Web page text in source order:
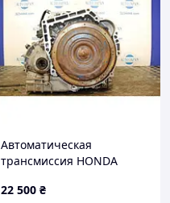
Автоматическая
трансмиссия HONDA
20021-R90-A90
22 500 ₴